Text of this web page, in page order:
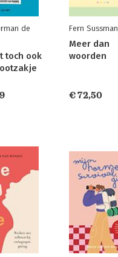
de
toch ook
Fern Sussman
Meer dan
woorden
€ 72,50